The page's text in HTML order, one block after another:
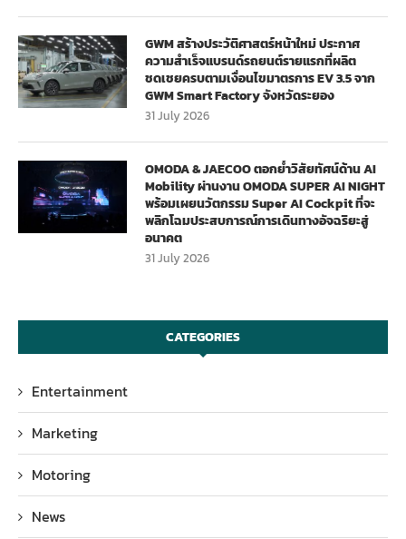
GWM สร้างประวัติศาสตร์หน้าใหม่ ประกาศ
ความสำเร็จแบรนด์รถยนต์รายแรกที่ผลิต
ชดเชยครบตามเงื่อนไขมาตรการ EV 3.5 จาก
GWM Smart Factory จังหวัดระยอง
31 July 2026
OMODA & JAECOO ตอกย้ำวิสัยทัศน์ด้าน AI
Mobility ผ่านงาน OMODA SUPER AI NIGHT
พร้อมเผยนวัตกรรม Super AI Cockpit ที่จะ
พลิกโฉมประสบการณ์การเดินทางอัจฉริยะสู่
อนาคต
31 July 2026
CATEGORIES
Entertainment
Marketing
Motoring
News